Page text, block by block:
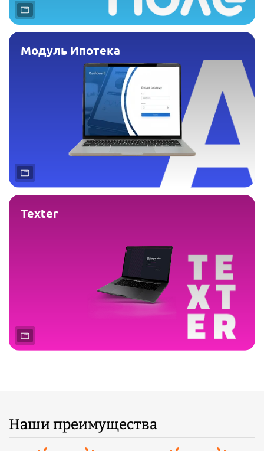
Модуль Ипотека
Texter
Наши преимущества